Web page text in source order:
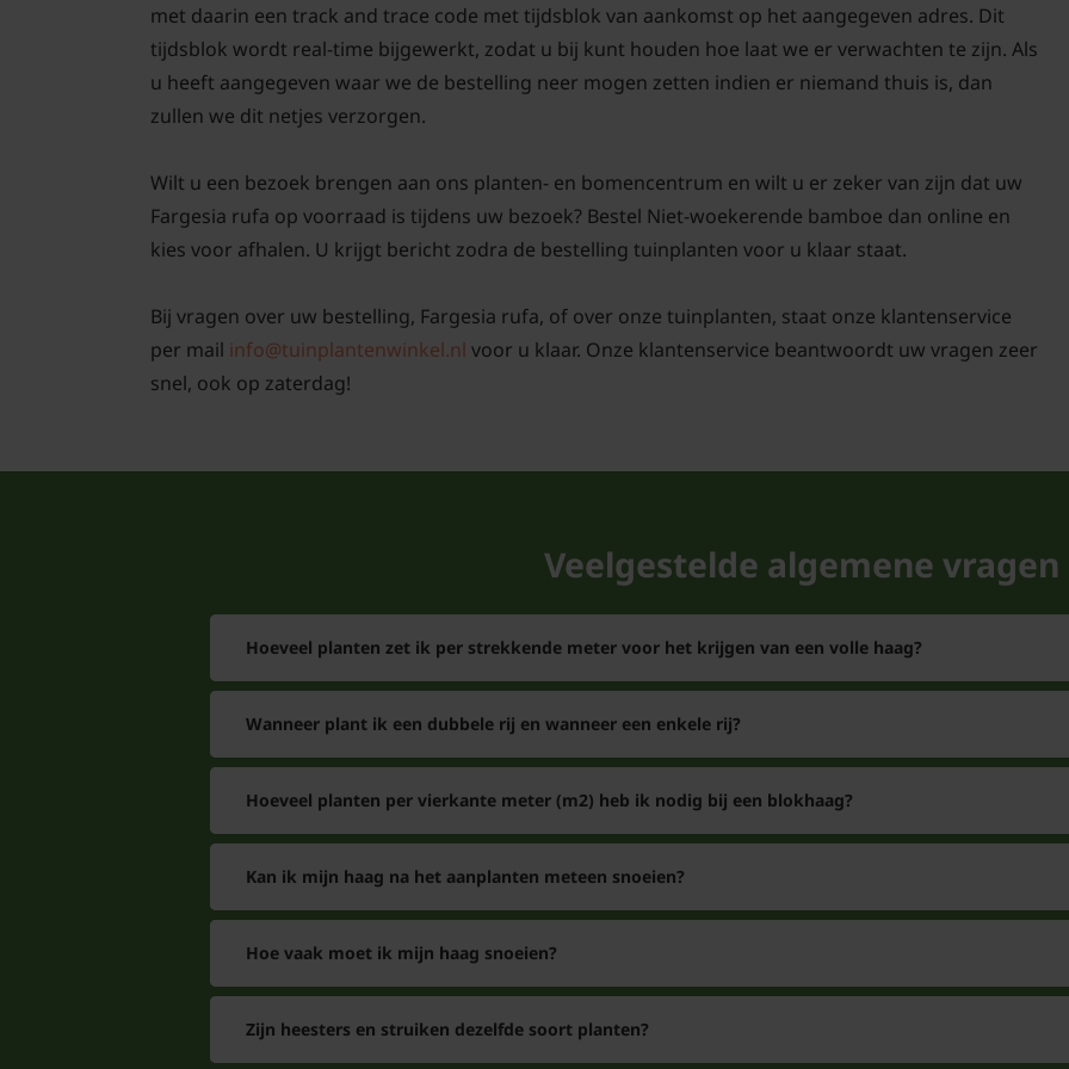
Advies aantal
Maatvoering (in
cm.)
50/60
U kunt de gewenste
De pot is NIET
Het is de
Veelgestelde
Antwoord:
met daarin een track and trace code met tijdsblok van aankomst op het aangegeven adres. Dit
tijdsblok wordt real-time bijgewerkt, zodat u bij kunt houden hoe laat we er verwachten te zijn. Als
u heeft aangegeven waar we de bestelling neer mogen zetten indien er niemand thuis is, dan
zullen we dit netjes verzorgen.
Wilt u een bezoek brengen aan ons planten- en bomencentrum en wilt u er zeker van zijn dat uw
Fargesia rufa op voorraad is tijdens uw bezoek? Bestel Niet-woekerende bamboe dan online en
kies voor afhalen. U krijgt bericht zodra de bestelling tuinplanten voor u klaar staat.
Bij vragen over uw bestelling, Fargesia rufa, of over onze tuinplanten, staat onze klantenservice
per mail info@tuinplantenwinkel.nl voor u klaar. Onze klantenservice beantwoordt uw vragen zeer
snel, ook op zaterdag!
Veelgestelde algemene vragen
Hoeveel planten zet ik per strekkende meter voor het krijgen van een volle haag?
Wanneer plant ik een dubbele rij en wanneer een enkele rij?
Hoeveel planten per vierkante meter (m2) heb ik nodig bij een blokhaag?
Kan ik mijn haag na het aanplanten meteen snoeien?
Hoe vaak moet ik mijn haag snoeien?
Zijn heesters en struiken dezelfde soort planten?